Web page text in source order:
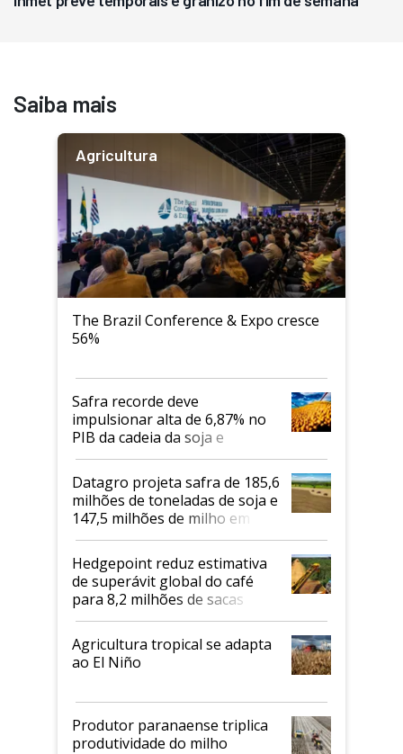
Saiba mais
Agricultura
The Brazil Conference & Expo cresce
56%
Safra recorde deve
impulsionar alta de 6,87% no
PIB da cadeia da soja e
biodiesel em 2026
Datagro projeta safra de 185,6
milhões de toneladas de soja e
147,5 milhões de milho em
2026/27
Hedgepoint reduz estimativa
de superávit global do café
para 8,2 milhões de sacas
Agricultura tropical se adapta
ao El Niño
Produtor paranaense triplica
produtividade do milho